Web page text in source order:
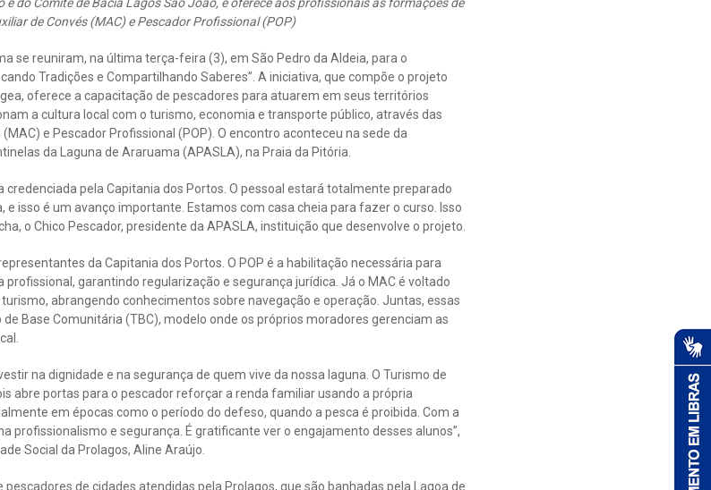
de Convés (MAC) e Pescador Profissional (POP)
se reuniram, na última terça-feira (3), em São Pedro da Aldeia, para o
Tradições e Compartilhando Saberes”. A iniciativa, que compõe o projeto
oferece a capacitação de pescadores para atuarem em seus territórios
a cultura local com o turismo, economia e transporte público, através das
e Pescador Profissional (POP). O encontro aconteceu na sede da
da Laguna de Araruama (APASLA), na Praia da Pitória.
credenciada pela Capitania dos Portos. O pessoal estará totalmente preparado
isso é um avanço importante. Estamos com casa cheia para fazer o curso. Isso
o Chico Pescador, presidente da APASLA, instituição que desenvolve o projeto.
da Capitania dos Portos. O POP é a habilitação necessária para
garantindo regularização e segurança jurídica. Já o MAC é voltado
abrangendo conhecimentos sobre navegação e operação. Juntas, essas
Base Comunitária (TBC), modelo onde os próprios moradores gerenciam as
na dignidade e na segurança de quem vive da nossa laguna. O Turismo de
abre portas para o pescador reforçar a renda familiar usando a própria
em épocas como o período do defeso, quando a pesca é proibida. Com a
profissionalismo e segurança. É gratificante ver o engajamento desses alunos”,
Social da Prolagos, Aline Araújo.
de cidades atendidas pela Prolagos, que são banhadas pela Lagoa de